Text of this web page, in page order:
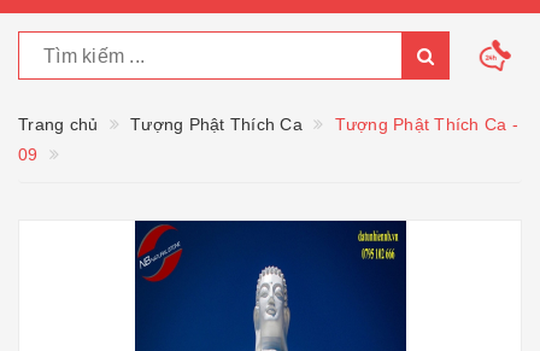
Trang chủ Tượng Phật Thích Ca
Tượng Phật Thích Ca -
09